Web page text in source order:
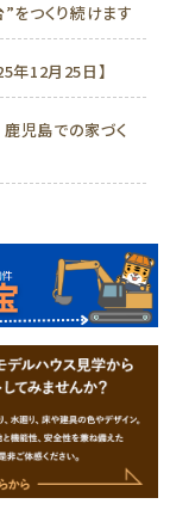
をつくり続けます
年12月25日】
鹿児島での家づく